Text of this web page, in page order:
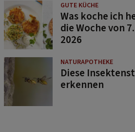
GUTE KÜCHE
Was koche ich
die Woche von
2026
NATURAPOTHEKE
Diese
erkennen